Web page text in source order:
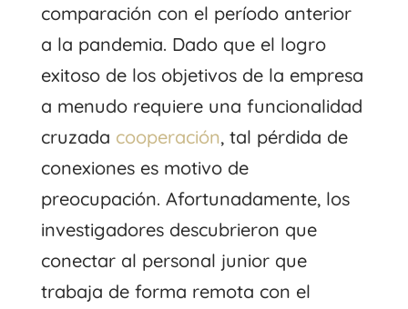
comparación con el período anterior
a la pandemia. Dado que el logro
exitoso de los objetivos de la empresa
a menudo requiere una funcionalidad
cruzada cooperación, tal pérdida de
conexiones es motivo de
preocupación. Afortunadamente, los
investigadores descubrieron que
conectar al personal junior que
trabaja de forma remota con el